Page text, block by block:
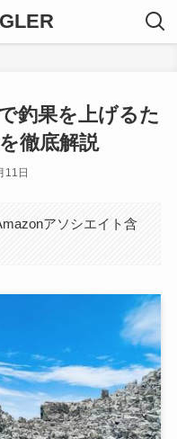
釣果を上げるた
徹底解説
11日
アソシエイト含